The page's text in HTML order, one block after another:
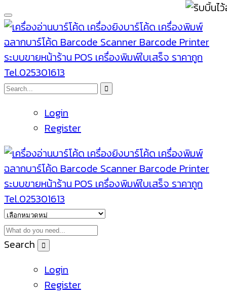
Login
Register
Search
Login
Register